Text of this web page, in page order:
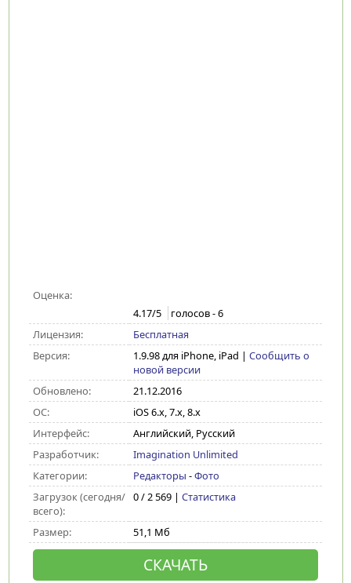
Оценка:
4.17/5 голосов -6
Лицензия:
Бесплатная
Версия:
1.9.98 для iPhone, iPad | Сообщить о
новой версии
Обновлено:
21.12.2016
ОС:
iOS 6.x, 7.x, 8.x
Интерфейс:
Английский, Русский
Разработчик:
Imagination Unlimited
Категории:
Редакторы -Фото
Загрузок (сегодня/
всего):
0 / 2 569 | Статистика
Размер: 51,1 Мб
СКАЧАТЬ